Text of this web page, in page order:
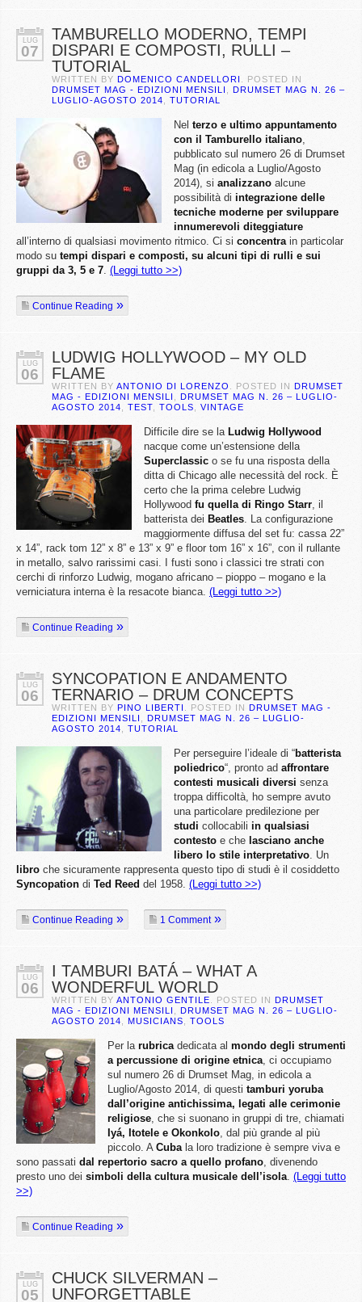
LUG
07
TAMBURELLO MODERNO, TEMPI
DISPARI E COMPOSTI, RULLI –
TUTORIAL
WRITTEN BY DOMENICO CANDELLORI
. POSTED IN
DRUMSET MAG - EDIZIONI MENSILI
DRUMSET MAG N. 26 –
LUGLIO-AGOSTO 2014
TUTORIAL
Nel terzo e ultimo appuntamento
con il Tamburello italiano,
pubblicato sul numero 26 di Drumset
Mag (in edicola a Luglio/Agosto
2014), si analizzano alcune
possibilità di integrazione delle
tecniche moderne per sviluppare
innumerevoli diteggiature
all’interno di qualsiasi movimento ritmico. Ci si concentrain particolar
modo su tempi dispari e composti, su alcuni tipi di rulli e sui
gruppi da 3, 5 e 7. (Leggi tutto >>)
Continue Reading
LUG
06
LUDWIG HOLLYWOOD – MY OLD
FLAME
WRITTEN BY ANTONIO DI LORENZO . POSTED IN DRUMSET
MAG - EDIZIONI MENSILI
DRUMSET MAG N. 26 – LUGLIO-
AGOSTO 2014
TEST TOOLS VINTAGE
Difficile dire se la Ludwig Hollywood
nacque come un’estensione della
Superclassic o se fu una risposta della
ditta di Chicago alle necessità del rock. È
certo che la prima celebre Ludwig
Hollywood fu quella di Ringo Starr, il
batterista dei Beatles. La configurazione
maggiormente diffusa del set fu: cassa 22”
x 14”, rack tom 12” x 8” e 13” x 9” e floor tom 16” x 16”, con il rullante
in metallo, salvo rarissimi casi. I fusti sono i classici tre strati con
cerchi di rinforzo Ludwig, mogano africano – pioppo – mogano e la
verniciatura interna è la resacote bianca. (Leggi tutto >>)
Continue Reading
LUG
06
SYNCOPATION E ANDAMENTO
TERNARIO – DRUM CONCEPTS
WRITTEN BY PINO LIBERTI . POSTED IN DRUMSET MAG -
EDIZIONI MENSILI
DRUMSET MAG N. 26 – LUGLIO-
AGOSTO 2014
TUTORIAL
Per perseguire l’ideale di “batterista
poliedrico“, pronto ad affrontare
contesti musicali diversi senza
troppa difficoltà, ho sempre avuto
una particolare predilezione per
studi collocabili in qualsiasi
contesto e che lasciano anche
libero lo stile interpretativo. Un
libro che sicuramente rappresenta questo tipo di studi è il cosiddetto
Syncopation di Ted Reed del 1958. (Leggi tutto >>)
Continue Reading 1 Comment
LUG
06
I TAMBURI BATÁ – WHAT A
WONDERFUL WORLD
WRITTEN BY ANTONIO GENTILE . POSTED IN DRUMSET
MAG - EDIZIONI MENSILI
DRUMSET MAG N. 26 – LUGLIO-
AGOSTO 2014
MUSICIANS TOOLS
Per la rubricadedicata al mondo degli strumenti
a percussione di origine etnica, ci occupiamo
sul numero 26 di Drumset Mag, in edicola a
Luglio/Agosto 2014, di questi tamburi yoruba
dall’origine antichissima, legati alle cerimonie
religiose, che si suonano in gruppi di tre, chiamati
Iyá, Itotele e Okonkolo, dal più grande al più
piccolo. A Cubala loro tradizione è sempre viva e
sono passati dal repertorio sacro a quello profano, divenendo
presto uno dei simboli della cultura musicale dell’isola. (Leggi tutto
>>)
Continue Reading
LUG
05
CHUCK SILVERMAN –
UNFORGETTABLE